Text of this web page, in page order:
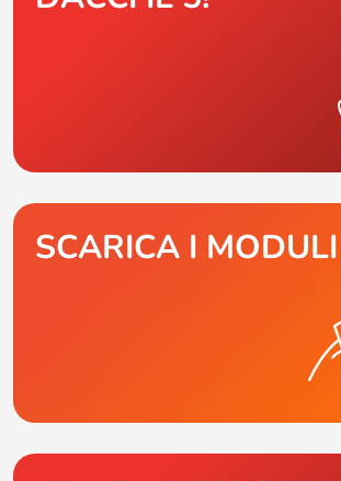
SCARICA I MODULI